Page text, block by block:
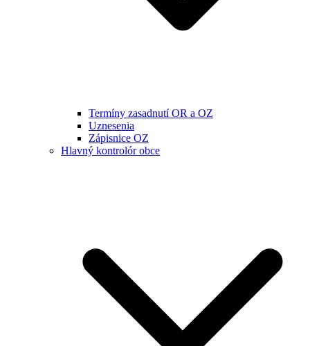
Termíny zasadnutí OR a OZ
Uznesenia
Zápisnice OZ
Hlavný kontrolór obce